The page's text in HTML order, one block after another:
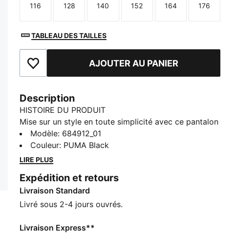
Taille
116
Taille
128
Taille
140
Taille
152
Taille
164
Taille
176
TABLEAU DES TAILLES
Ajouter aux favorisAJOUTER AU PANIER
Description
HISTOIRE DU PRODUIT
Mise sur un style en toute simplicité avec ce pantalon
de survêtement PUMA. Logo PUMA N° 1 stylé
imprimé en caoutchouc et taille élastique pour une
coupe parfaitement ajustée, il est parfait pour toutes
compte.
CARACTÉRISTIQUES + AVANTAGES
Confectionné avec un minimum de 50 % de matériaux
DÉTAILS
Modèle: 684912_01
Couleur: PUMA Black
LIRE PLUS
Expédition et retours
Livraison Standard
Livré sous 2-4 jours ouvrés.
Livraison Express**